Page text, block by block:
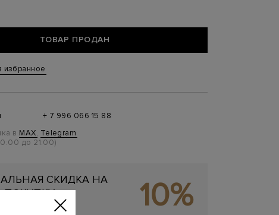
ТОВАР ПРОДАН
избранное
+ 7 996 066 15 88
в MAX, Telegram
до 21:00)
СКИДКА НА
ПОКУПКУ
10%